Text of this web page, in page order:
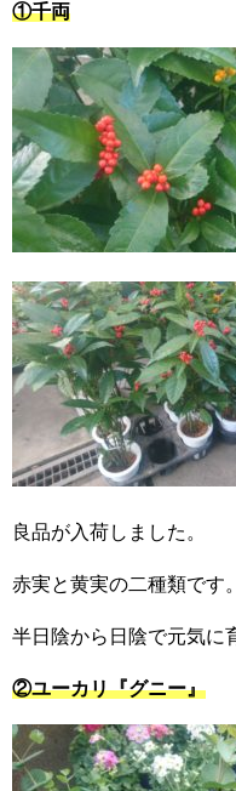
①千両
良品が入荷しました。
赤実と黄実の二種類です。
半日陰から日陰で元気に
②ユーカリ『グニー』